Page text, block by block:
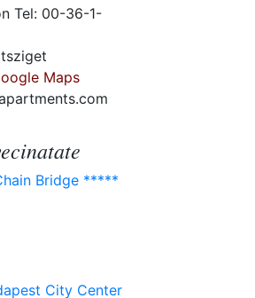
Tel: 00-36-1-
Maps
Bridge *****
City Center